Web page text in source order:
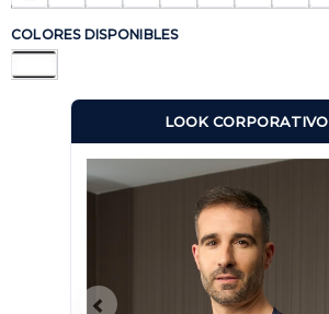
COLORES DISPONIBLES
LOOK CORPORATIVO